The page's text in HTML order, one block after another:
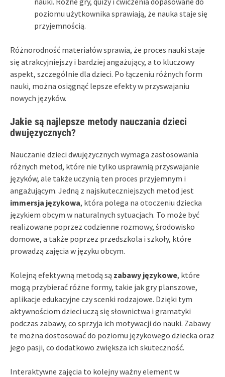
poziomu użytkownika sprawiają, że nauka staje się
przyjemnością.
Różnorodność materiałów sprawia, że proces nauki staje
się atrakcyjniejszy i bardziej angażujący, a to kluczowy
aspekt, szczególnie dla dzieci. Po łączeniu różnych form
nauki, można osiągnąć lepsze efekty w przyswajaniu
nowych języków.
Jakie są najlepsze metody nauczania dzieci
dwujęzycznych?
Nauczanie dzieci dwujęzycznych wymaga zastosowania
różnych metod, które nie tylko usprawnią przyswajanie
języków, ale także uczynią ten proces przyjemnym i
angażującym. Jedną z najskuteczniejszych metod jest
immersja językowa, która polega na otoczeniu dziecka
językiem obcym w naturalnych sytuacjach. To może być
realizowane poprzez codzienne rozmowy, środowisko
domowe, a także poprzez przedszkola i szkoły, które
prowadzą zajęcia w języku obcym.
Kolejną efektywną metodą są zabawy językowe, które
mogą przybierać różne formy, takie jak gry planszowe,
aplikacje edukacyjne czy scenki rodzajowe. Dzięki tym
aktywnościom dzieci uczą się słownictwa i gramatyki
podczas zabawy, co sprzyja ich motywacji do nauki. Zabawy
te można dostosować do poziomu językowego dziecka oraz
jego pasji, co dodatkowo zwiększa ich skuteczność.
Interaktywne zajęcia to kolejny ważny element w